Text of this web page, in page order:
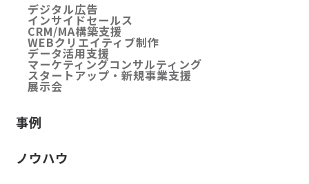
デジタル広告
インサイドセールス
CRM/MA構築支援
WEBクリエイティブ制作
データ活用支援
マーケティングコンサルティング
スタートアップ・新規事業支援
展示会
事例
ノウハウ